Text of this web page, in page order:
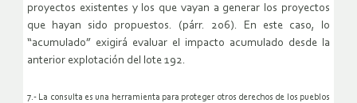
proyectos existentes y los que vayan a generar los proyectos
que hayan sido propuestos. (párr. 206). En este caso, lo
“acumulado” exigirá evaluar el impacto acumulado desde la
anterior explotación del lote 192.
7.- La consulta es una herramienta para proteger otros derechos de los pueblos